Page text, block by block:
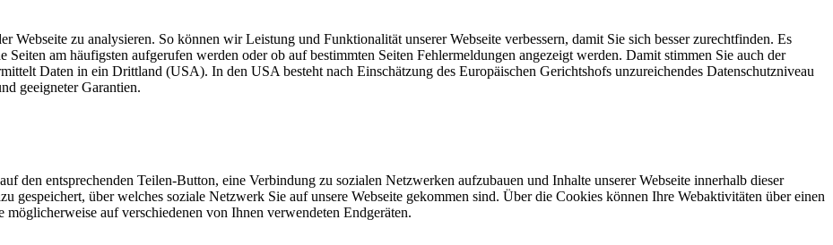
zu analysieren. So können wir Leistung und Funktionalität unserer Webseite verbessern, damit Sie sich besser zurechtfinden. Es
am häufigsten aufgerufen werden oder ob auf bestimmten Seiten Fehlermeldungen angezeigt werden. Damit stimmen Sie auch der
Daten in ein Drittland (USA). In den USA besteht nach Einschätzung des Europäischen Gerichtshofs unzureichendes Datenschutzniveau
geeigneter Garantien.
den entsprechenden Teilen-Button, eine Verbindung zu sozialen Netzwerken aufzubauen und Inhalte unserer Webseite innerhalb dieser
gespeichert, über welches soziale Netzwerk Sie auf unsere Webseite gekommen sind. Über die Cookies können Ihre Webaktivitäten über einen
auf verschiedenen von Ihnen verwendeten Endgeräten.